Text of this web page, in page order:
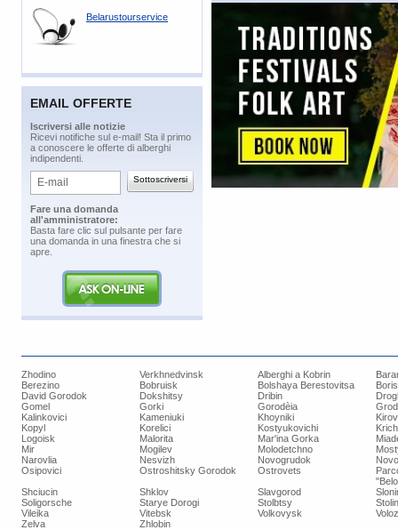
Belarustourservice
EMAIL OFFERTE
​Iscriversi alle notizie
​Ricevi notifiche sul e-mail! Sta il primo
a conoscere le offerte di alberghi
indipendenti.
​Fare una domanda
all'amministratore:
​Basta fare clic sul pulsante per fare
una domanda in una finestra che si
apre.
Zhodino Verkhnedvinsk Alberghi a Kobrin
Berezino
Bobruisk Bolshaya Berestovitsa
David Gorodok
Dokshitsy Dribin
Gomel
Gorki Gorodèia
Kalinkovici
Kameniuki Khoyniki
Kopyl
Korelici Kostyukovichi
Logoisk
Malorita Mar'ina Gorka
Mir
Mogilev Molodetchno
Narovlia
Nesvizh Novogrudok
Osipovici
Ostroshitsky Gorodok Ostrovets
Shciucin
Shklov Slavgorod
Soligorsche
Starye Dorogi Stolbtsy
Stolin
Vileika
Vitebsk Volkovysk
Zelva
Zhlobin